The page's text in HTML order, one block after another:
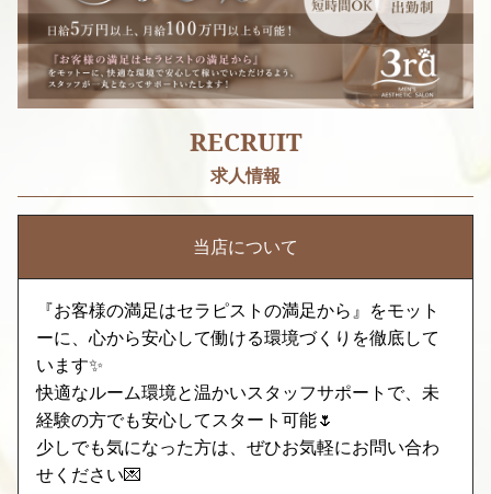
RECRUIT
当店について
『お客様の満足はセラピストの満足から』をモット
ーに、心から安心して働ける環境づくりを徹底して
います✨
快適なルーム環境と温かいスタッフサポートで、未
経験の方でも安心してスタート可能🌷
少しでも気になった方は、ぜひお気軽にお問い合わ
せください💌